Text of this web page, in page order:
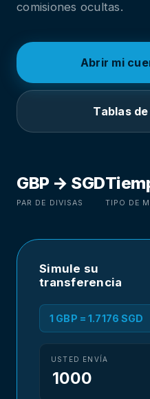
comisiones ocultas.
Abrir mi
Tablas
GBP → SGD
PAR DE DIVISAS TIPO DE
Simule su
transferencia
1 GBP = 1.7176 SGD
USTED ENVÍA